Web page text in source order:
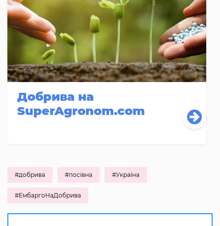
Добрива на
SuperAgronom.com
#добрива #посівна #Україна
#ЕмбаргоНаДобрива